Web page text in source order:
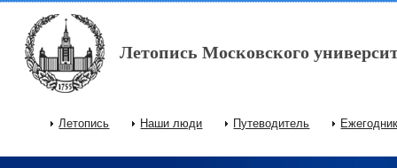
Перейти к основному содержанию
Летопись Московского
Главное меню
Летопись Наши люди Путеводитель